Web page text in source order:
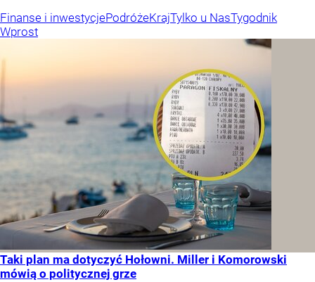
Finanse i inwestycjePodróżeKrajTylko u NasTygodnik
Wprost
Taki plan ma dotyczyć Hołowni. Miller i Komorowski
mówią o politycznej grze